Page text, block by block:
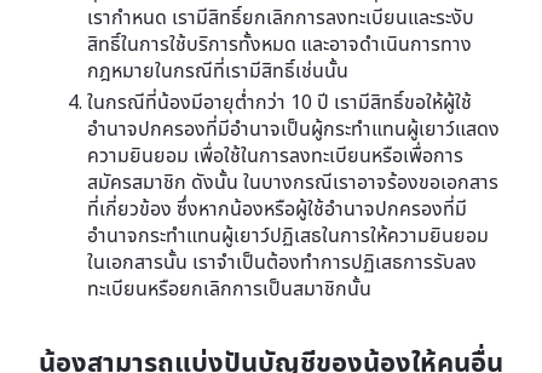
เรากำหนด เรามีสิทธิ์ยกเลิกการลงทะเบียนและระงับ
สิทธิ์ในการใช้บริการทั้งหมด และอาจดำเนินการทาง
กฎหมายในกรณีที่เรามีสิทธิ์เช่นนั้น
ในกรณีที่น้องมีอายุต่ำกว่า 10 ปี เรามีสิทธิ์ขอให้ผู้ใช้
อำนาจปกครองที่มีอำนาจเป็นผู้กระทำแทนผู้เยาว์แสดง
ความยินยอม เพื่อใช้ในการลงทะเบียนหรือเพื่อการ
สมัครสมาชิก ดังนั้น ในบางกรณีเราอาจร้องขอเอกสาร
ที่เกี่ยวข้อง ซึ่งหากน้องหรือผู้ใช้อำนาจปกครองที่มี
อำนาจกระทำแทนผู้เยาว์ปฏิเสธในการให้ความยินยอม
ในเอกสารนั้น เราจำเป็นต้องทำการปฏิเสธการรับลง
ทะเบียนหรือยกเลิกการเป็นสมาชิกนั้น
น้องสามารถแบ่งปันบัญชีของน้องให้คนอื่น